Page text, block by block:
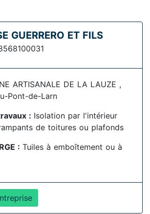
GUERRERO ET FILS
ARTISANALE DE LA LAUZE ,
Pont-de-Larn
: Isolation par l'intérieur
de toitures ou plafonds
: Tuiles à emboîtement ou à